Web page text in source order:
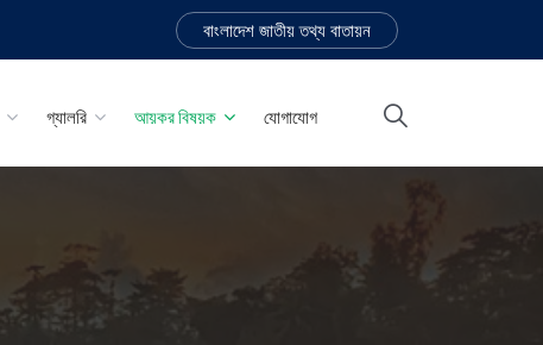
বাংলাদেশ জাতীয় তথ্য বাতায়ন
গ্যালরি আয়কর বিষয়ক যোগাযোগ